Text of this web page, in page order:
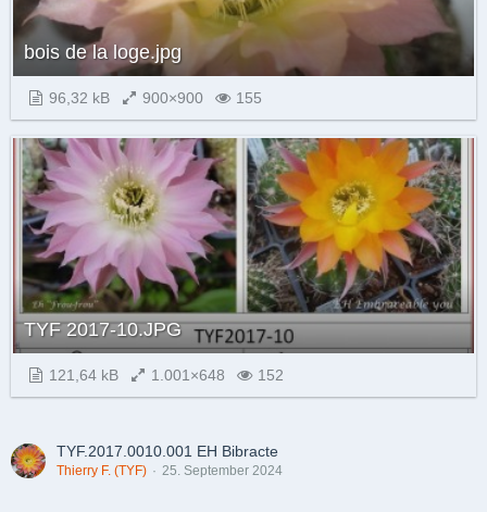
bois de la loge.jpg
96,32 kB 900×900 155
TYF 2017-10.JPG
121,64 kB 1.001×648 152
TYF.2017.0010.001 EH Bibracte
Thierry F. (TYF) 25. September 2024